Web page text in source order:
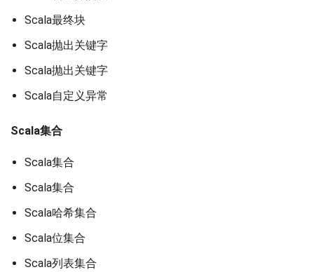
Scala最终块
Scala抛出关键字
Scala抛出关键字
Scala自定义异常
Scala集合
Scala集合
Scala集合
Scala哈希集合
Scala位集合
Scala列表集合